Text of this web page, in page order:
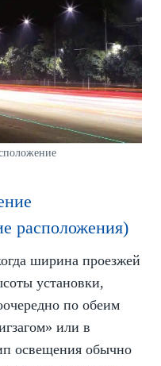
расположения)
ширина проезжей
установки,
по обеим
или в
освещения обычно